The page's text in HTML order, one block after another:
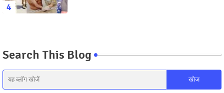
Search This Blog